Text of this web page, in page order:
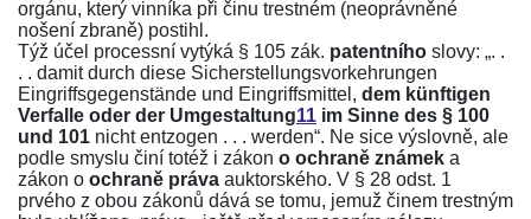
orgánu, který vinníka při činu trestném (neoprávněné
nošení zbraně) postihl.
Týž účel processní vytýká § 105 zák. patentního slovy: „. .
. . damit durch diese Sicherstellungsvorkehrungen
Eingriffsgegenstände und Eingriffsmittel, dem künftigen
Verfalle oder der Umgestaltung11 im Sinne des § 100
und 101 nicht entzogen . . . werden“. Ne sice výslovně, ale
podle smyslu činí totéž i zákon o ochraně známek a
zákon o ochraně práva auktorského. V § 28 odst. 1
prvého z obou zákonů dává se tomu, jemuž činem trestným